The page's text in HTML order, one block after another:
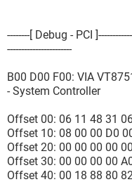
--------[ Debug - PCI
-----------------------
B00 D00 F00: VIA
- System Controller
Offset 00: 06 11 48 31
Offset 10: 08 00 00 D0
Offset 20: 00 00 00 00
Offset 30: 00 00 00 00
Offset 40: 00 18 88 80